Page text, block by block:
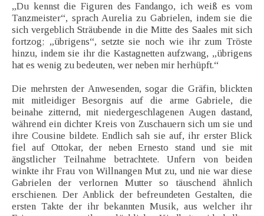
„Du kennst die Figuren des Fandango, ich weiß es vom
Tanzmeister“, sprach Aurelia zu Gabrielen, indem sie die
sich vergeblich Sträubende in die Mitte des Saales mit sich
fortzog; „übrigens“, setzte sie noch wie ihr zum Tröste
hinzu, indem sie ihr die Kastagnetten aufzwang, „übrigens
hat es wenig zu bedeuten, wer neben mir herhüpft.“
Die mehrsten der Anwesenden, sogar die Gräfin, blickten
mit mitleidiger Besorgnis auf die arme Gabriele, die
beinahe zitternd, mit niedergeschlagenen Augen dastand,
während ein dichter Kreis von Zuschauern sich um sie und
ihre Cousine bildete. Endlich sah sie auf, ihr erster Blick
fiel auf Ottokar, der neben Ernesto stand und sie mit
ängstlicher Teilnahme betrachtete. Unfern von beiden
winkte ihr Frau von Willnangen Mut zu, und nie war diese
Gabrielen der verlornen Mutter so täuschend ähnlich
erschienen. Der Anblick der befreundeten Gestalten, die
ersten Takte der ihr bekannten Musik, aus welcher ihr